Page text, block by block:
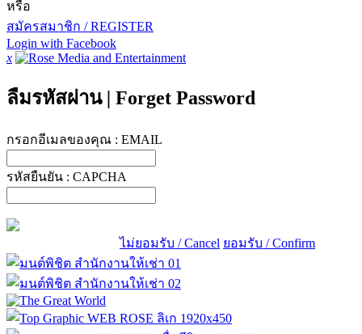
หรือ
สมัครสมาชิก / REGISTER
Login with Facebook
x
ลืมรหัสผ่าน | Forget Password
กรอกอีเมลของคุณ : EMAIL
รหัสยืนยัน : CAPCHA
ไม่ยอมรับ / Cancel ยอมรับ / Confirm